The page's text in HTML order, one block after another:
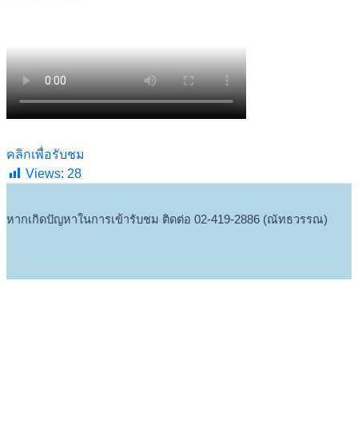
คลิกเพื่อรับชม
Views: 28
หากเกิดปัญหาในการเข้ารับชม ติดต่อ 02-419-2886 (ณัทธวรรณ)